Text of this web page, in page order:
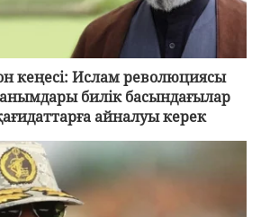
кеңесі: Ислам революциясы
билік басындағылар
айналуы керек